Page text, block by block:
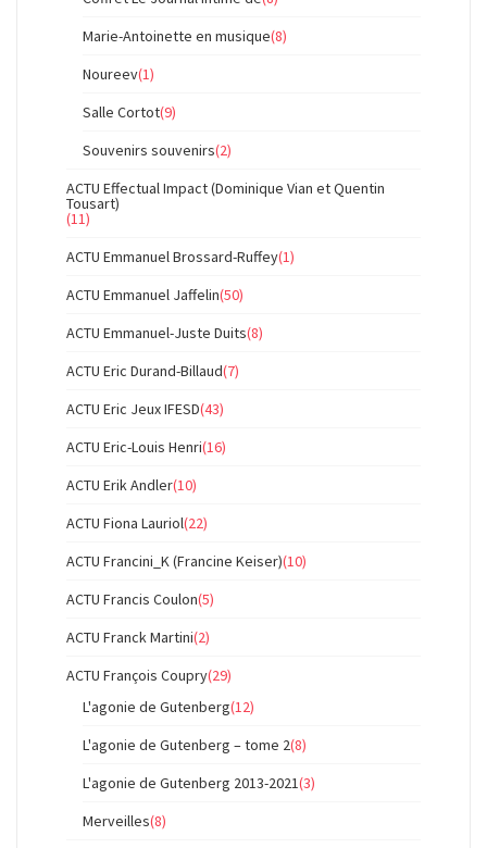
Marie-Antoinette en musique(8)
Noureev(1)
Salle Cortot(9)
Souvenirs souvenirs(2)
ACTU Effectual Impact (Dominique Vian et Quentin
Tousart)
(11)
ACTU Emmanuel Brossard-Ruffey(1)
ACTU Emmanuel Jaffelin(50)
ACTU Emmanuel-Juste Duits(8)
ACTU Eric Durand-Billaud(7)
ACTU Eric Jeux IFESD(43)
ACTU Eric-Louis Henri(16)
ACTU Erik Andler(10)
ACTU Fiona Lauriol(22)
ACTU Francini_K (Francine Keiser)(10)
ACTU Francis Coulon(5)
ACTU Franck Martini(2)
ACTU François Coupry(29)
L'agonie de Gutenberg(12)
L'agonie de Gutenberg – tome 2(8)
L'agonie de Gutenberg 2013-2021(3)
Merveilles(8)